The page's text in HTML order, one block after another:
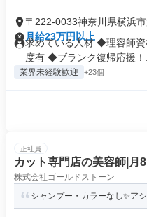
〒222-0033神奈川県横浜
月給23万円以上
求めている人材 ◆理容師
度有 ◆ブランク復帰応援！
業界未経験歓迎 +23個
正社員
カット専門店の美容師|月
株式会社ゴールドストーン
シャンプー・カラーなし✨ア